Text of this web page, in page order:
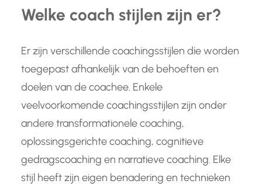
Welke coach stijlen zijn er?
Er zijn verschillende coachingsstijlen die worden
toegepast afhankelijk van de behoeften en
doelen van de coachee. Enkele
veelvoorkomende coachingsstijlen zijn onder
andere transformationele coaching,
oplossingsgerichte coaching, cognitieve
gedragscoaching en narratieve coaching. Elke
stijl heeft zijn eigen benadering en technieken